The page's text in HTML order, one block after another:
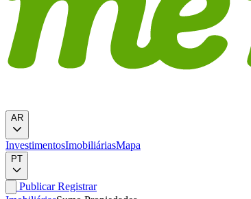
AR
InvestimentosImobiliáriasMapa
PT
PublicarRegistrar